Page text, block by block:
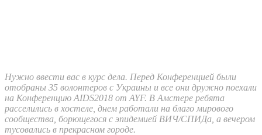
Нужно ввести вас в курс дела. Перед Конференцией были
отобраны 35 волонтеров с Украины и все они дружно поехали
на Конференцию AIDS2018 от AYF. В Амстере ребята
расселились в хостеле, днем работали на благо мирового
сообщества, борющегося с эпидемией ВИЧ/СПИДа, а вечером
тусовались в прекрасном городе.